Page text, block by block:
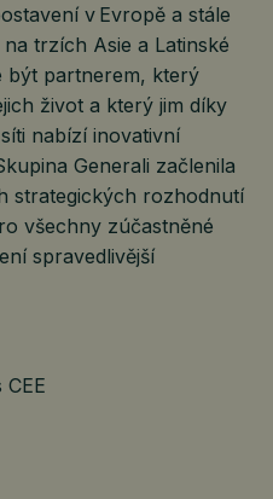
v Evropě a stále
trzích Asie a Latinské
být partnerem, který
život a který jim díky
nabízí inovativní
Generali začlenila
strategických rozhodnutí
všechny zúčastněné
spravedlivější